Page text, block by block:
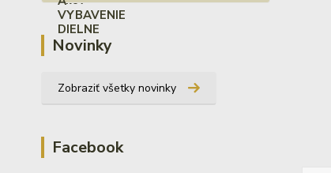
Novinky
Zobraziť všetky novinky
Facebook